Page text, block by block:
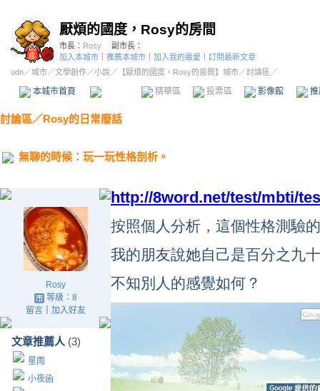
厭煩的國度，Rosy的房間
市長： Rosy
副市長：
加入本城市
推薦本城市 加入我的最愛
訂閱最新文章
udn／城市／文學創作／小說／ 【厭煩的國度，Rosy的房間】城市／討論區／
本城市首頁 精華區 投票區 影像館
討論區／Rosy的日常廢話
無聊的時候：玩一玩性格剖析。
Rosy
等級：8
留言｜ 加入好友
文章推薦人 (3)
星雨
小夜函
http://8word.net/test/mbti/
按照個人分析，這個性格測驗
我的朋友說她自己是百分之九
不知別人的感覺如何？